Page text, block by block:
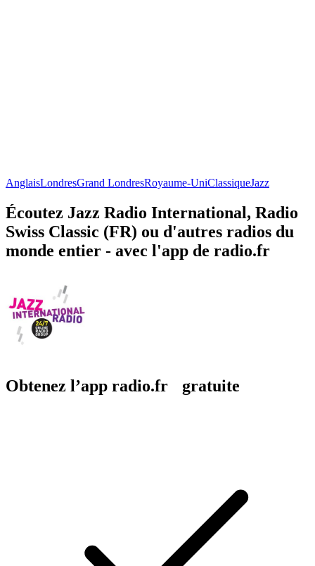
AnglaisLondresGrand LondresRoyaume-UniClassiqueJazz
Écoutez Jazz Radio International, Radio
Swiss Classic (FR) ou d'autres radios du
monde entier - avec l'app de radio.fr
Obtenez l’app radio.fr gratuite